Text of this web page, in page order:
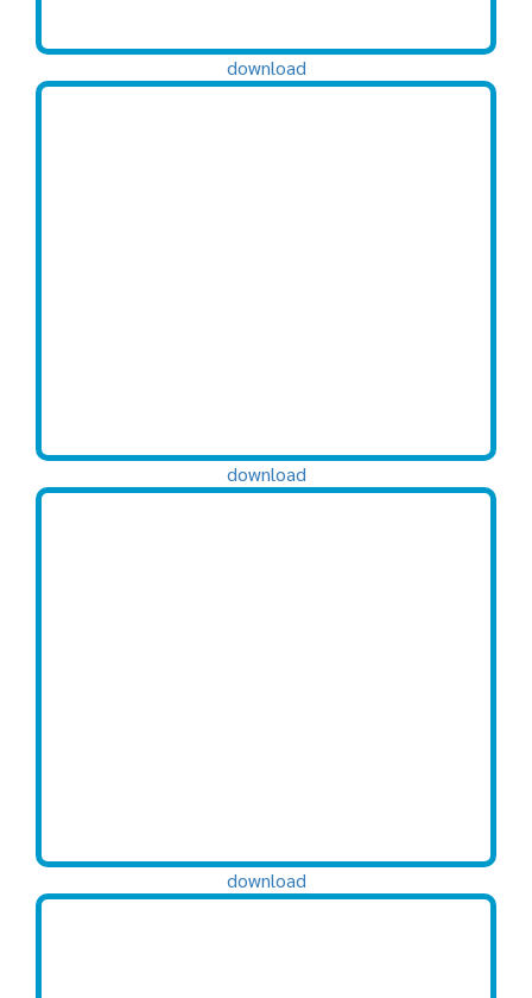
download
download
download